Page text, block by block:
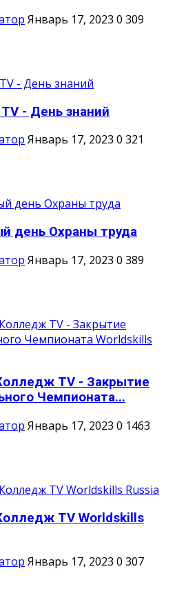
Январь 17, 2023 0 309
- День знаний
Январь 17, 2023 0 321
день Охраны труда
Январь 17, 2023 0 389
TV - Закрытие
Чемпионата...
Январь 17, 2023 0 1463
TV Worldskills
Январь 17, 2023 0 307